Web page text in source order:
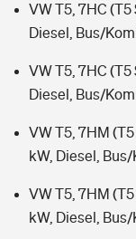
Sie haben Fragen?
VW T5, 7HC (T5
Diesel, Bus/
VW T5, 7HC (T5
Diesel, Bus/
VW T5, 7HM
kW, Diesel,
VW T5, 7HM
kW, Diesel,